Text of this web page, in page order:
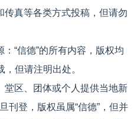
传真等各类方式投稿，但请勿
“信德”的所有内容，版权均
，但请注明出处。
堂区、团体或个人提供当地新
刊登，版权虽属“信德”，但并